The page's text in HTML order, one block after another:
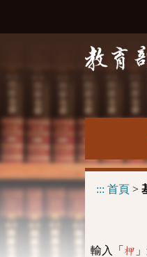
::: 首頁 >
輸入「 柙